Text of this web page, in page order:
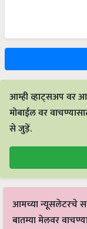
आम्ही व्हाट्सअप वर
मोबाईल वर
से जुड़ें.
आमच्या न्यूसलेटरचे
बातम्या मेलवर